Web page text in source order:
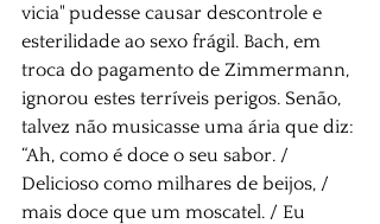
vicia" pudesse causar descontrole e
esterilidade ao sexo frágil. Bach, em
troca do pagamento de Zimmermann,
ignorou estes terríveis perigos. Senão,
talvez não musicasse uma ária que diz:
“Ah, como é doce o seu sabor. /
Delicioso como milhares de beijos, /
mais doce que um moscatel. / Eu